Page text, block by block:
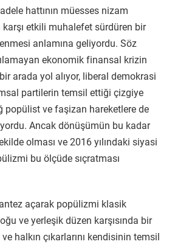
hattının müesses nizam
etkili muhalefet sürdüren bir
anlamına geliyordu. Söz
ekonomik finansal krizin
arada yol alıyor, liberal demokrasi
partilerin temsil ettiği çizgiye
popülist ve faşizan hareketlere de
Ancak dönüşümün bu kadar
olması ve 2016 yılındaki siyasi
bu ölçüde sıçratması
açarak popülizmi klasik
ve yerleşik düzen karşısında bir
halkın çıkarlarını kendisinin temsil